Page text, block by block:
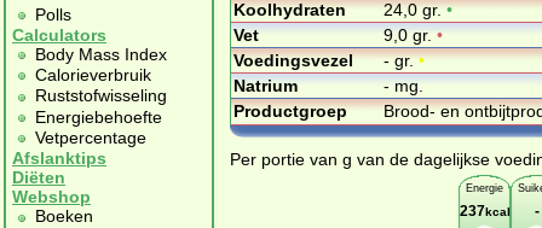
Polls
Calculators
Body Mass Index
Calorieverbruik
Ruststofwisseling
Energiebehoefte
Vetpercentage
Afslanktips
Diëten
Webshop
Boeken
Koolhydraten
24,0 gr.•
Vet
9,0 gr. •
Voedingsvezel
- gr.•
Natrium
- mg.
Productgroep
Brood- en
Per portie van g van de dagelijkse
Energie
237kcal
-